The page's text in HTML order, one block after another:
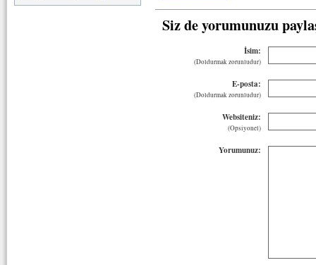
Siz de yorumunuzu
İsim:
(Doldurmak zorunludur)
E-posta:
(Doldurmak zorunludur)
Websiteniz:
(Opsiyonel)
Yorumunuz: